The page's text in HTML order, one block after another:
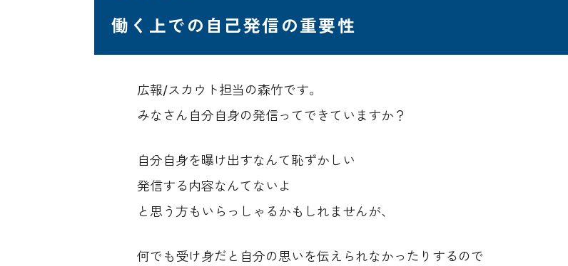
働く上での自己発信の重要性
広報/スカウト担当の森竹です。
みなさん自分自身の発信ってできていますか？
自分自身を曝け出すなんて恥ずかしい
発信する内容なんてないよ
と思う方もいらっしゃるかもしれませんが、
何でも受け身だと自分の思いを伝えられなかったりするので